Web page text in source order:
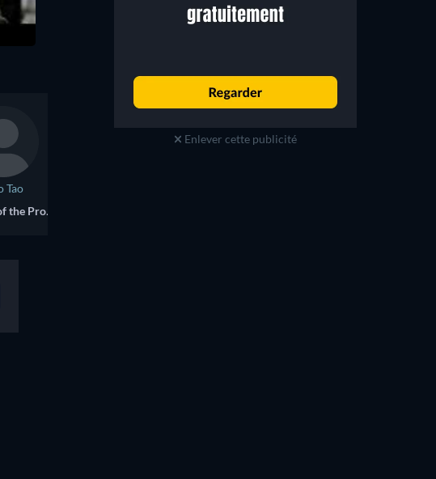
Enlever cette publicité
Tao
Director of the Propaganda Work Team